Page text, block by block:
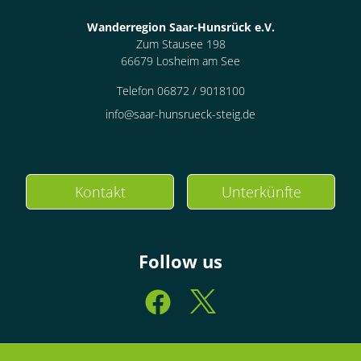
Wanderregion Saar-Hunsrück e.V.
Zum Stausee 198
66679 Losheim am See
Telefon 06872 / 9018100
info@saar-hunsrueck-steig.de
Kontakt Unterkünfte
Follow us